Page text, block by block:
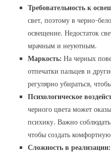
Требовательность к
свет, поэтому в черно-
освещение. Недостаток
мрачным и неуютным.
Маркость: На черных
отпечатки пальцев и
регулярно убираться,
Психологическое
черного цвета может
психику. Важно
чтобы создать
Сложность в реализации: